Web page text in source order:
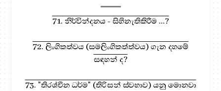
71. නිර්වින්දනය - සිහිනැතිකිරීම ...?
72. ලිංගිකත්වය (සමලිංගිකත්ත්වය) ගැන දහමේ
සඳහන් ද?
73. "තිරශ්චීන ධර්ම" (තිරිසන් ස්වභාව) යනු මොනවා